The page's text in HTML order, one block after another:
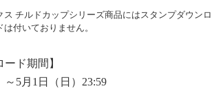
チルドカップシリーズ商品にはスタンプダウンロ
付いておりません。
ード期間】
～5月1日（日）23:59